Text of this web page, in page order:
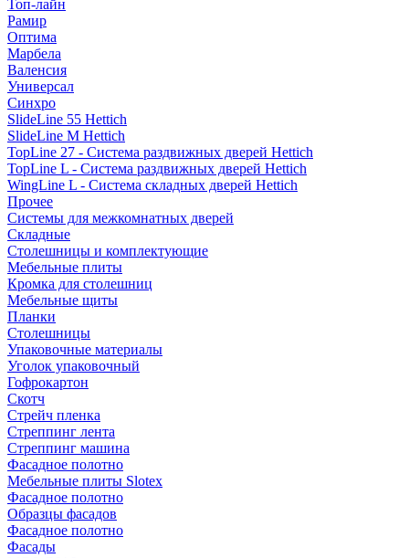
Топ-лайн
Рамир
Оптима
Марбела
Валенсия
Универсал
Синхро
SlideLine 55 Hettich
SlideLine M Hettich
TopLine 27 - Система раздвижных дверей Hettich
TopLine L - Система раздвижных дверей Hettich
WingLine L - Система складных дверей Hettich
Прочее
Системы для межкомнатных дверей
Складные
Столешницы и комплектующие
Мебельные плиты
Кромка для столешниц
Мебельные щиты
Планки
Столешницы
Упаковочные материалы
Уголок упаковочный
Гофрокартон
Скотч
Стрейч пленка
Стреппинг лента
Стреппинг машина
Фасадное полотно
Мебельные плиты Slotex
Фасадное полотно
Образцы фасадов
Фасадное полотно
Фасады